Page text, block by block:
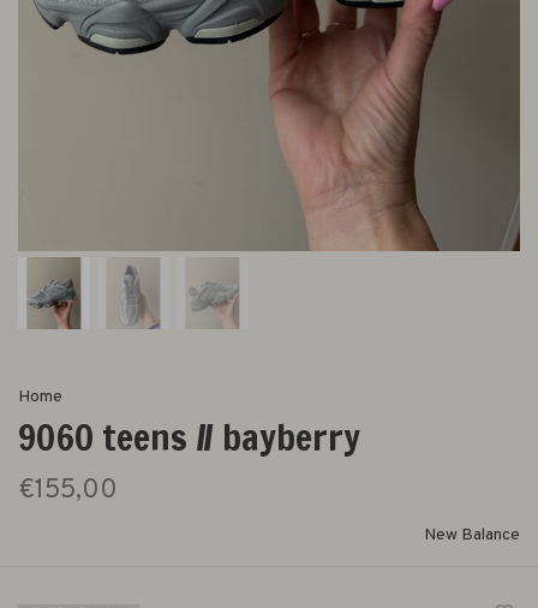
Home
9060 teens // bayberry
€155,00
New Balance